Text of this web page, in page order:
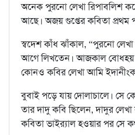
অনেক পুরনো লেখা রিপাবলিশ
আছে। অজয় গুপ্তের কবিতা প্রথম
স্বদেশ কাঁধ ঝাঁকাল, “পুরনো
আগে লিখতেন। আজকাল বোধহয়
কোনও কবির লেখা আমি
বুবাই পড়ে যায় দোলাচালে। সে
তার দাদু কবি ছিলেন, দাদুর
কবিতা ভাইর‍্যাল হওয়ার পর সে